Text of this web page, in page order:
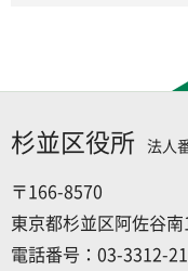
杉並区役所 法人
〒166-8570
東京都杉並区阿佐谷
電話番号：03-3312-